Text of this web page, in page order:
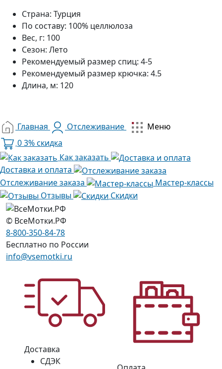
Страна: Турция
По составу: 100% целлюлоза
Вес, г: 100
Сезон: Лето
Рекомендуемый размер спиц: 4-5
Рекомендуемый размер крючка: 4.5
Длина, м: 120
Главная Отслеживание
Меню
03% скидка
Как заказать
Доставка и оплата
Отслеживание заказа
Мастер-классы
Отзывы
Скидки
© ВсеМотки.РФ
8-800-350-84-78
Бесплатно по России
info@vsemotki.ru
Доставка
СДЭК